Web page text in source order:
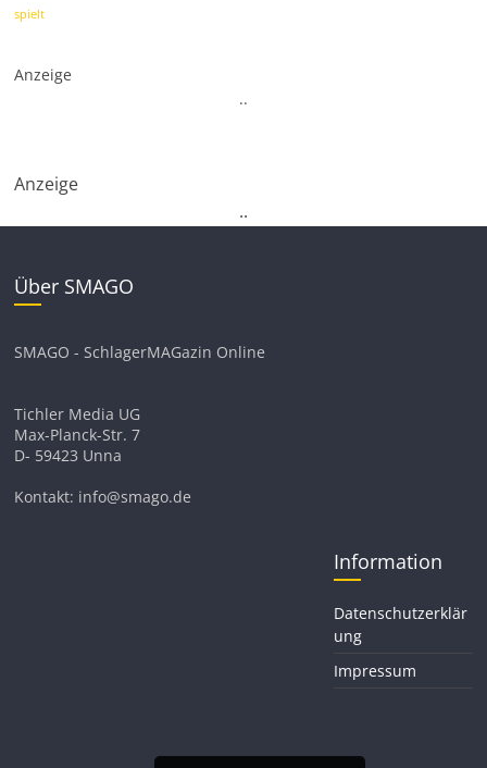
spielt
Anzeige
..
Anzeige
..
Über SMAGO
SMAGO - SchlagerMAGazin Online
Tichler Media UG
Max-Planck-Str. 7
D- 59423 Unna
Kontakt: info@smago.de
Information
Datenschutzerklär
ung
Impressum